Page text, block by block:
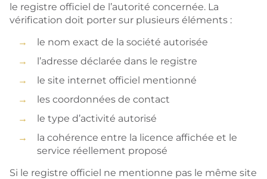
le registre officiel de l’autorité concernée. La
vérification doit porter sur plusieurs éléments :
le nom exact de la société autorisée
l’adresse déclarée dans le registre
le site internet officiel mentionné
les coordonnées de contact
le type d’activité autorisé
la cohérence entre la licence affichée et le
service réellement proposé
Si le registre officiel ne mentionne pas le même site